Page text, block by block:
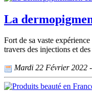
La
Fort de sa vaste
travers des injections et
Mardi 22 Février 2022